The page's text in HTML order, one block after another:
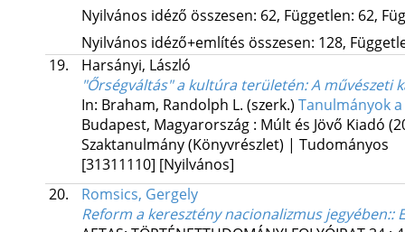
Nyilvános idéző összesen: 62, Független: 62,
Nyilvános idéző+említés összesen: 128,
19.
Harsányi, László
"Őrségváltás" a kultúra területén: A művészeti
In: Braham, Randolph L. (szerk.) Tanulmányok
Budapest, Magyarország : Múlt és Jövő Kiadó
Szaktanulmány (Könyvrészlet) | Tudományos
[31311110] [Nyilvános]
20.
Romsics, Gergely
Reform a keresztény nacionalizmus jegyében::